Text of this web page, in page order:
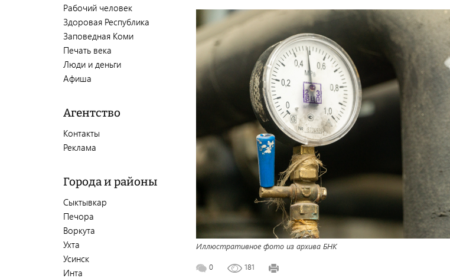
Рабочий человек
Здоровая Республика
Заповедная Коми
Печать века
Люди и деньги
Афиша
Агентство
Контакты
Реклама
Города и районы
Сыктывкар
Печора
Воркута
Ухта
Усинск
Инта
Иллюстративное фото из архива БНК
0 181